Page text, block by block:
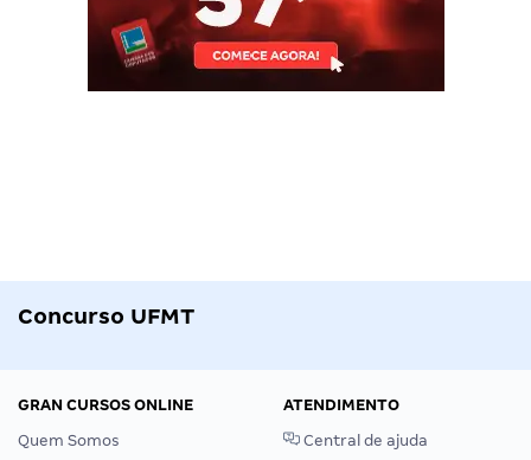
Concurso UFMT
GRAN CURSOS ONLINE
Quem Somos
ATENDIMENTO
Central de ajuda